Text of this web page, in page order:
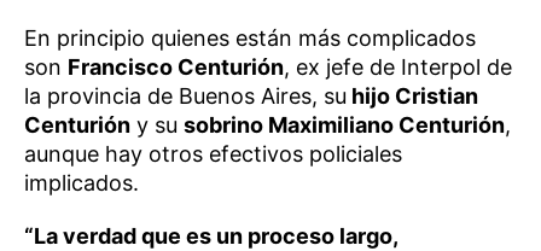
En principio quienes están más complicados
son Francisco Centurión, ex jefe de Interpol de
la provincia de Buenos Aires, su hijo Cristian
Centurión y su sobrino Maximiliano Centurión,
aunque hay otros efectivos policiales
implicados.
“La verdad que es un proceso largo,